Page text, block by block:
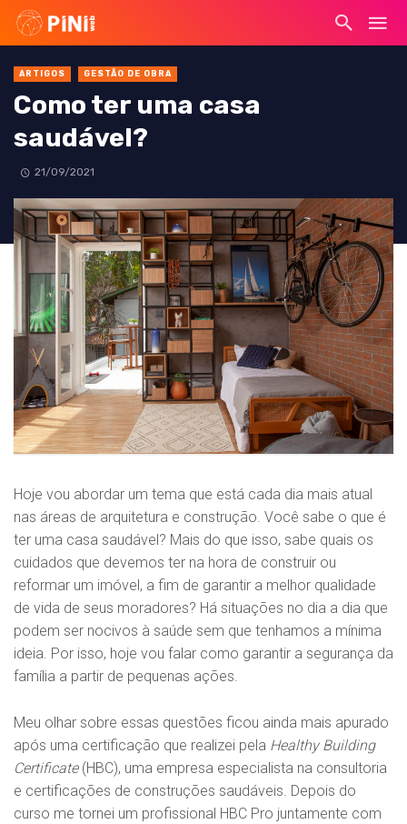
ARTIGOS GESTÃO DE OBRA
Como ter uma casa
saudável?
21/09/2021
Hoje vou abordar um tema que está cada dia mais atual
nas áreas de arquitetura e construção. Você sabe o que é
ter uma casa saudável? Mais do que isso, sabe quais os
cuidados que devemos ter na hora de construir ou
reformar um imóvel, a fim de garantir a melhor qualidade
de vida de seus moradores? Há situações no dia a dia que
podem ser nocivos à saúde sem que tenhamos a mínima
ideia. Por isso, hoje vou falar como garantir a segurança da
família a partir de pequenas ações.
Meu olhar sobre essas questões ficou ainda mais apurado
após uma certificação que realizei pela Healthy Building
Certificate (HBC), uma empresa especialista na consultoria
e certificações de construções saudáveis. Depois do
curso me tornei um profissional HBC Pro juntamente com